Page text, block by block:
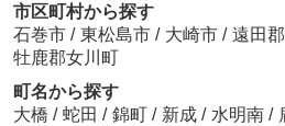
市区町村から探す
石巻市 / 東松島市 / 大崎市 / 遠田
牡鹿郡女川町
町名から探す
大橋 / 蛇田 / 錦町 / 新成 / 水明南 /